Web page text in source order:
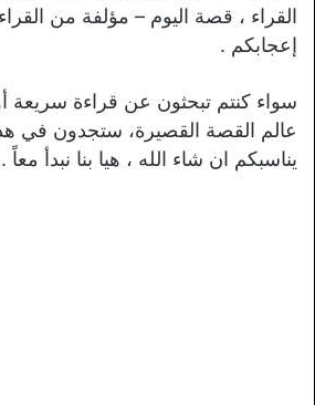
القراء ، قصة اليوم – مؤلفة من
إعجابكم .
سواء كنتم تبحثون عن قراءة
عالم القصة القصيرة، ستجدون في
يناسبكم ان شاء الله ، هيا بنا نبدأ معاً .